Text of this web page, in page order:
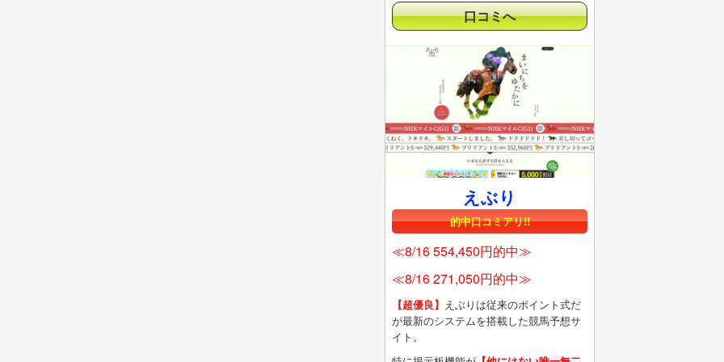
口コミへ
えぶり
的中口コミアリ!!
≪8/16 554,450円的中≫
≪8/16 271,050円的中≫
【超優良】 えぶりは従来のポイント式だ
が最新のシステムを搭載した競馬予想サ
イト。